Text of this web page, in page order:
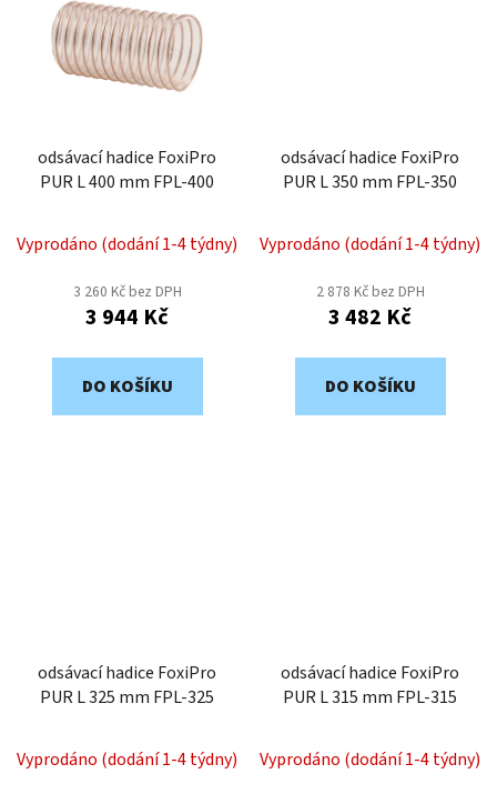
odsávací hadice FoxiPro
PUR L 400 mm FPL-400
Vyprodáno (dodání 1-4 týdny)
3 260 Kč bez DPH
3 944 Kč
DO KOŠÍKU
odsávací hadice FoxiPro
PUR L 350 mm FPL-350
Vyprodáno (dodání 1-4 týdny)
2 878 Kč bez DPH
3 482 Kč
DO KOŠÍKU
odsávací hadice FoxiPro
PUR L 325 mm FPL-325
Vyprodáno (dodání 1-4 týdny)
odsávací hadice FoxiPro
PUR L 315 mm FPL-315
Vyprodáno (dodání 1-4 týdny)